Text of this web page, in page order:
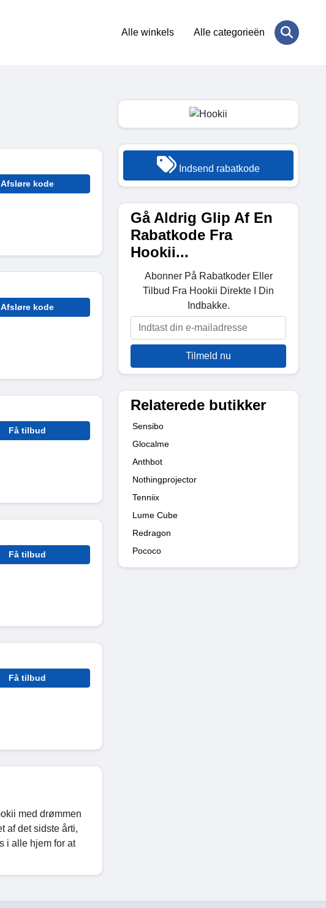
Alle winkels Alle categorieën
Afsløre kode
Afsløre kode
Få tilbud
Få tilbud
Få tilbud
med drømmen
af det sidste årti,
i alle hjem for at
Indsend rabatkode
Gå Aldrig Glip Af En
Rabatkode Fra
Hookii...
Abonner På Rabatkoder Eller
Tilbud Fra Hookii Direkte I Din
Indbakke.
Tilmeld nu
Relaterede butikker
Sensibo
Glocalme
Anthbot
Nothingprojector
Tenniix
Lume Cube
Redragon
Pococo